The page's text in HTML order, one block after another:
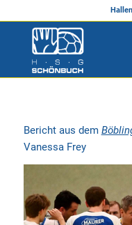
Hallen
Bericht aus dem
Vanessa Frey